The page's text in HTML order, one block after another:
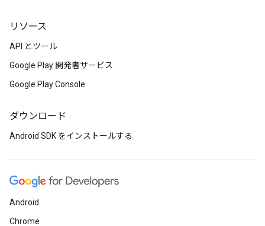
リソース
API とツール
Google Play 開発者サービス
Google Play Console
ダウンロード
Android SDK をインストールする
Android
Chrome